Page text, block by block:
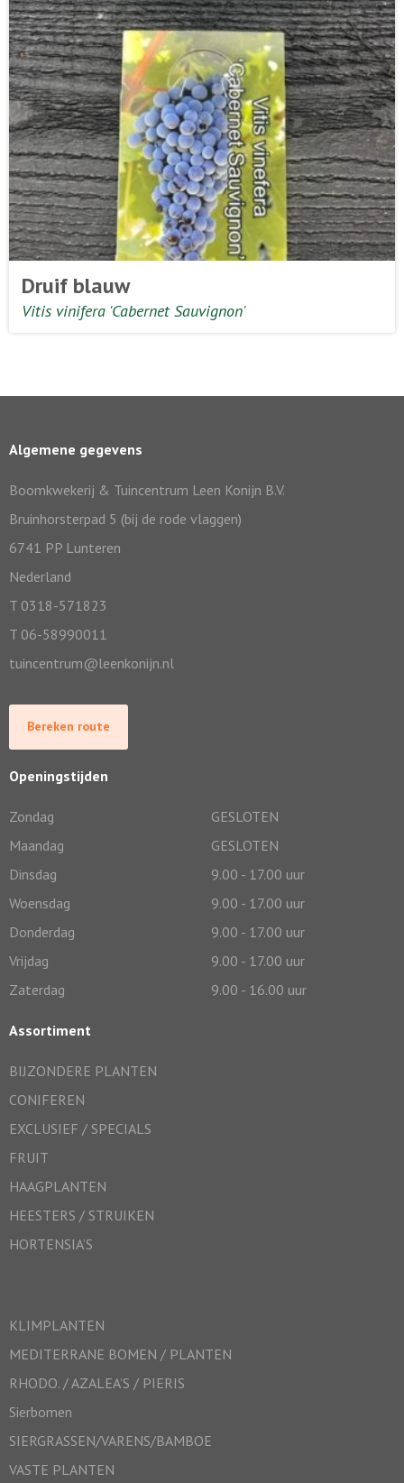
Druif blauw
Vitis vinifera 'Cabernet Sauvignon'
Algemene gegevens
Boomkwekerij & Tuincentrum Leen Konijn B.V.
Bruinhorsterpad 5 (bij de rode vlaggen)
6741 PP Lunteren
Nederland
T 0318-571823
T 06-58990011
tuincentrum@leenkonijn.nl
Bereken route
Openingstijden
Zondag
GESLOTEN
Maandag
GESLOTEN
Dinsdag
9.00 - 17.00 uur
Woensdag
9.00 - 17.00 uur
Donderdag
9.00 - 17.00 uur
Vrijdag
9.00 - 17.00 uur
Zaterdag
9.00 - 16.00 uur
Assortiment
BIJZONDERE PLANTEN
CONIFEREN
EXCLUSIEF / SPECIALS
FRUIT
HAAGPLANTEN
HEESTERS / STRUIKEN
HORTENSIA’S
KLIMPLANTEN
MEDITERRANE BOMEN / PLANTEN
RHODO. / AZALEA’S / PIERIS
Sierbomen
SIERGRASSEN/VARENS/BAMBOE
VASTE PLANTEN